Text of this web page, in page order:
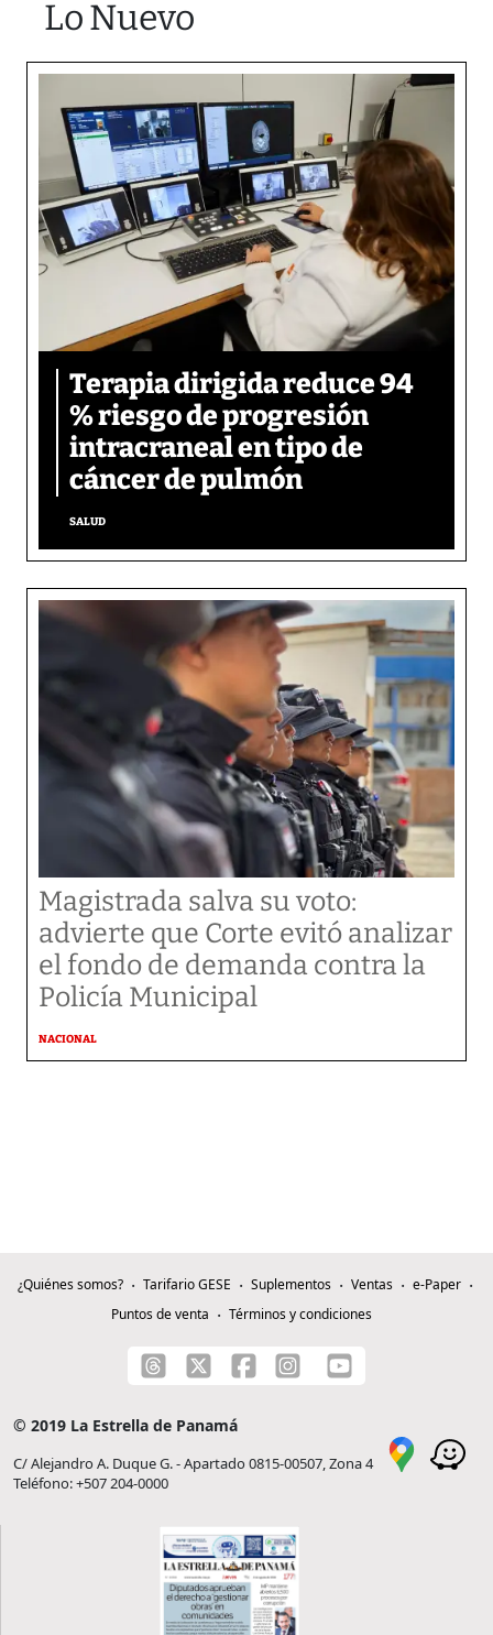
Lo Nuevo
Terapia dirigida reduce 94
% riesgo de progresión
intracraneal en tipo de
cáncer de pulmón
SALUD
Magistrada salva su voto:
advierte que Corte evitó analizar
el fondo de demanda contra la
Policía Municipal
NACIONAL
¿Quiénes somos? Tarifario GESE Suplementos Ventas
e-Paper
Puntos de venta
Términos y condiciones
© 2019 La Estrella de Panamá
C/ Alejandro A. Duque G. - Apartado 0815-00507, Zona 4
Teléfono: +507 204-0000